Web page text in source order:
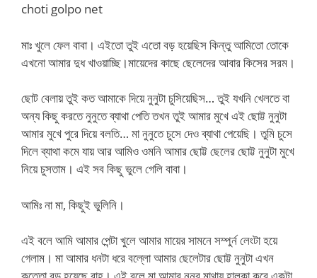
choti golpo net
মাঃ খুলে ফেল বাবা। এইতো তুই এতো বড় হয়েছিস কিন্তু আমিতো তোকে
এখনো আমার দুধ খাওয়াচ্ছি।মায়েদের কাছে ছেলেদের আবার কিসের সরম।
ছোট বেলায় তুই কত আমাকে দিয়ে নুনুটা চুসিয়েছিস… তুই যখনি খেলতে বা
অন্য কিছু করতে নুনুতে ব্যাথা পেতি তখন তুই আমার মুখে এই ছোট্ট নুনুটা
আমার মুখে পুরে দিয়ে বলতি… মা নুনুতে চুসে দেও ব্যাথা পেয়েছি। তুমি চুসে
দিলে ব্যাথা কমে যায় আর আমিও ওমনি আমার ছোট্ট ছেলের ছোট্ট নুনুটা মুখে
নিয়ে চুসতাম। এই সব কিছু ভুলে গেলি বাবা।
আমিঃ না মা, কিছুই ভুলিনি।
এই বলে আমি আমার পেন্টা খুলে আমার মায়ের সামনে সম্পুর্ন লেংটা হয়ে
গেলাম। মা আমার ধনটা ধরে বল্লো আমার ছেলেটার ছোট্ট নুনুটা এখন